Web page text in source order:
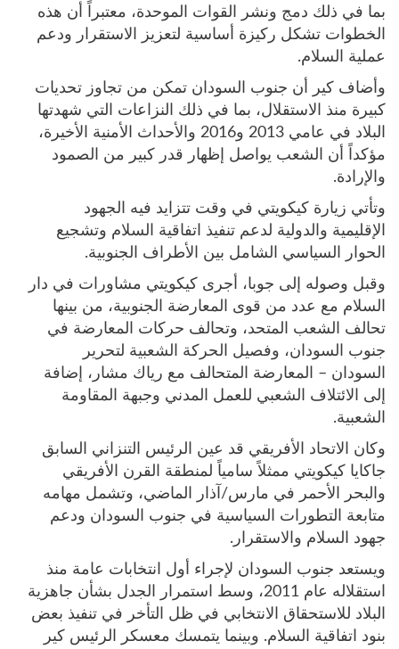
بما في ذلك دمج ونشر القوات الموحدة، معتبراً أن هذه
الخطوات تشكل ركيزة أساسية لتعزيز الاستقرار ودعم
عملية السلام.
وأضاف كير أن جنوب السودان تمكن من تجاوز تحديات
كبيرة منذ الاستقلال، بما في ذلك النزاعات التي شهدتها
البلاد في عامي 2013 و2016 والأحداث الأمنية الأخيرة،
مؤكداً أن الشعب يواصل إظهار قدر كبير من الصمود
والإرادة.
وتأتي زيارة كيكويتي في وقت تتزايد فيه الجهود
الإقليمية والدولية لدعم تنفيذ اتفاقية السلام وتشجيع
الحوار السياسي الشامل بين الأطراف الجنوبية.
وقبل وصوله إلى جوبا، أجرى كيكويتي مشاورات في دار
السلام مع عدد من قوى المعارضة الجنوبية، من بينها
تحالف الشعب المتحد، وتحالف حركات المعارضة في
جنوب السودان، وفصيل الحركة الشعبية لتحرير
السودان – المعارضة المتحالف مع رياك مشار، إضافة
إلى الائتلاف الشعبي للعمل المدني وجبهة المقاومة
الشعبية.
وكان الاتحاد الأفريقي قد عين الرئيس التنزاني السابق
جاكايا كيكويتي ممثلاً سامياً لمنطقة القرن الأفريقي
والبحر الأحمر في مارس/آذار الماضي، وتشمل مهامه
متابعة التطورات السياسية في جنوب السودان ودعم
جهود السلام والاستقرار.
ويستعد جنوب السودان لإجراء أول انتخابات عامة منذ
استقلاله عام 2011، وسط استمرار الجدل بشأن جاهزية
البلاد للاستحقاق الانتخابي في ظل التأخر في تنفيذ بعض
بنود اتفاقية السلام. وبينما يتمسك معسكر الرئيس كير